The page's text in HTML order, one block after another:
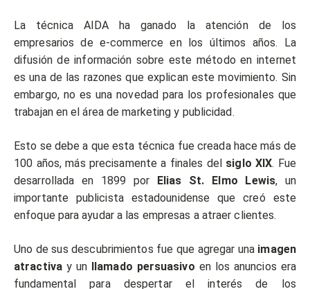
La técnica AIDA ha ganado la atención de los
empresarios de e-commerce en los últimos años. La
difusión de información sobre este método en internet
es una de las razones que explican este movimiento. Sin
embargo, no es una novedad para los profesionales que
trabajan en el área de marketing y publicidad.
Esto se debe a que esta técnica fue creada hace más de
100 años, más precisamente a finales del siglo XIX. Fue
desarrollada en 1899 por Elias St. Elmo Lewis, un
importante publicista estadounidense que creó este
enfoque para ayudar a las empresas a atraer clientes.
Uno de sus descubrimientos fue que agregar una imagen
atractivay un llamado persuasivo en los anuncios era
fundamental para despertar el interés de los